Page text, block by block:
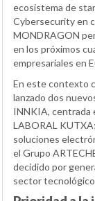
ecosistema de
Cybersecurity en
MONDRAGON
en los próximos
empresariales en
En este contexto
lanzado dos
INNKIA, centrada
LABORAL
soluciones
el Grupo
decidido por
sector